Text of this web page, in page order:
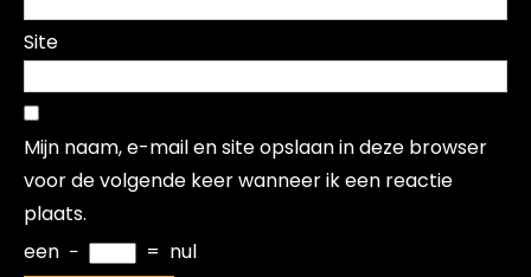
Site
Mijn naam, e-mail en site opslaan in deze browser
voor de volgende keer wanneer ik een reactie
plaats.
een − = nul